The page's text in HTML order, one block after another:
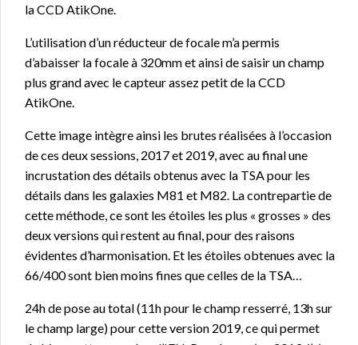
la CCD AtikOne.
L’utilisation d’un réducteur de focale m’a permis
d’abaisser la focale à 320mm et ainsi de saisir un champ
plus grand avec le capteur assez petit de la CCD
AtikOne.
Cette image intègre ainsi les brutes réalisées à l’occasion
de ces deux sessions, 2017 et 2019, avec au final une
incrustation des détails obtenus avec la TSA pour les
détails dans les galaxies M81 et M82. La contrepartie de
cette méthode, ce sont les étoiles les plus « grosses » des
deux versions qui restent au final, pour des raisons
évidentes d’harmonisation. Et les étoiles obtenues avec la
66/400 sont bien moins fines que celles de la TSA…
24h de pose au total (11h pour le champ resserré, 13h sur
le champ large) pour cette version 2019, ce qui permet